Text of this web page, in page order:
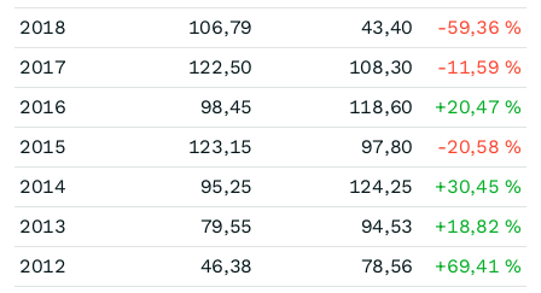
2018
106,79 43,40 -59,36%
2017
122,50 108,30 -11,59%
2016
98,45 118,60 +20,47%
2015
123,15 97,80 -20,58%
2014
95,25 124,25 +30,45%
2013
79,55 94,53 +18,82%
2012
46,38 78,56 +69,41%